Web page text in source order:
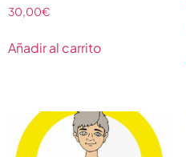
30,00€
Añadir al carrito